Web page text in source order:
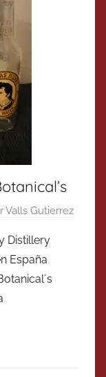
Valls Gutierrez
Distillery
España